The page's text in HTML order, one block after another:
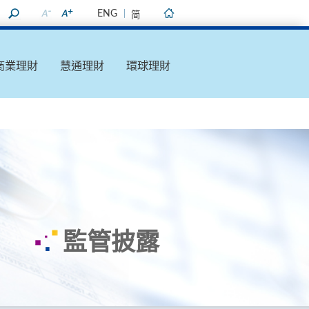
ENG 简
業理財 慧通理財 環球理財
監管披露